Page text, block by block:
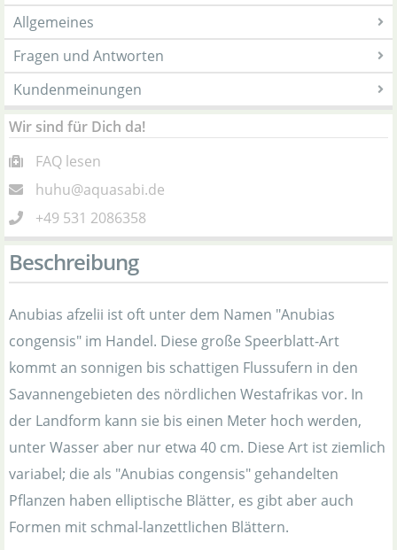
Allgemeines
Fragen und Antworten
Kundenmeinungen
Wir sind für Dich da!
FAQ lesen
huhu@aquasabi.de
+49 531 2086358
Beschreibung
Anubias afzelii ist oft unter dem Namen "Anubias
congensis" im Handel. Diese große Speerblatt-Art
kommt an sonnigen bis schattigen Flussufern in den
Savannengebieten des nördlichen Westafrikas vor. In
der Landform kann sie bis einen Meter hoch werden,
unter Wasser aber nur etwa 40 cm. Diese Art ist ziemlich
variabel; die als "Anubias congensis" gehandelten
Pflanzen haben elliptische Blätter, es gibt aber auch
Formen mit schmal-lanzettlichen Blättern.